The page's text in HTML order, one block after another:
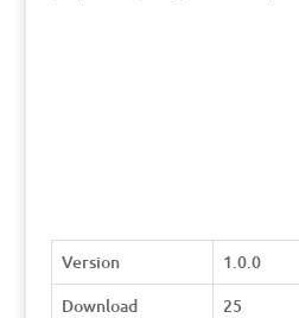
Version
1.0.0
Download
25